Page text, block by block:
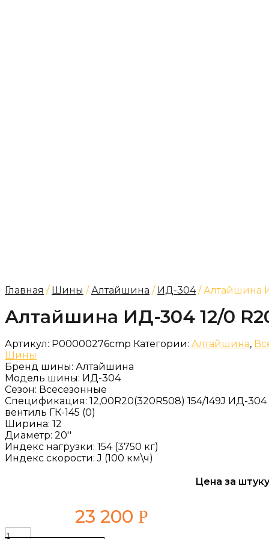
Главная / Шины /Алтайшина / ИД-304/ Алтайшина
Алтайшина ИД-304 12/0
Артикул: Р00000276cmp Категории: Алтайшина,
Шины
Бренд шины: Алтайшина
Модель шины: ИД-304
Сезон: Всесезонные
Спецификация: 12,00R20(320R508) 154/149J ИД-
вентиль ГК-145 (0)
Ширина: 12
Диаметр: 20''
Индекс нагрузки: 154 (3750 кг)
Индекс скорости:J (100 км\ч)
Цена за
23 200 Р
Количество